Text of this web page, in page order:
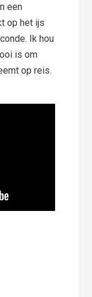
een
op het ijs
Ik hou
is om
op reis.